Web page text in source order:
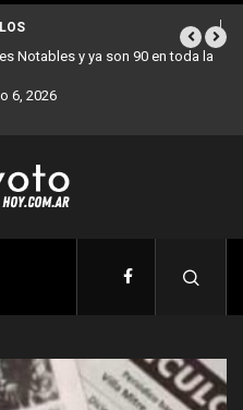
Ciudad llegan esta semana a Villa
6, 2026